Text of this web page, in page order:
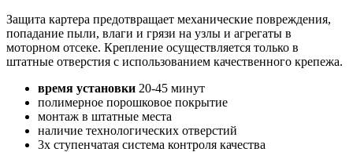
Защита картера предотвращает механические повреждения,
попадание пыли, влаги и грязи на узлы и агрегаты в
моторном отсеке. Крепление осуществляется только в
штатные отверстия с использованием качественного крепежа.
время установки 20-45 минут
полимерное порошковое покрытие
монтаж в штатные места
наличие технологических отверстий
3х ступенчатая система контроля качества